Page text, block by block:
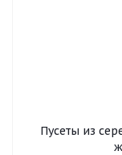
Пусеты из